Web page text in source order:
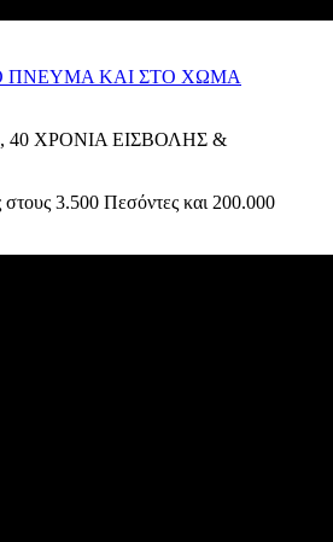
ΠΝΕΥΜΑ ΚΑΙ ΣΤΟ ΧΩΜΑ
40 ΧΡΟΝΙΑ ΕΙΣΒΟΛΗΣ &
3.500 Πεσόντες και 200.000